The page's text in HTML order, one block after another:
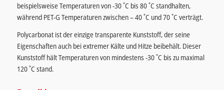
beispielsweise Temperaturen von -30 ˚C bis 80 ˚C standhalten,
während PET-G Temperaturen zwischen – 40 ˚C und 70 ˚C verträgt.
Polycarbonat ist der einzige transparente Kunststoff, der seine
Eigenschaften auch bei extremer Kälte und Hitze beibehält. Dieser
Kunststoff hält Temperaturen von mindestens -30 ˚C bis zu maximal
120 ˚C stand.